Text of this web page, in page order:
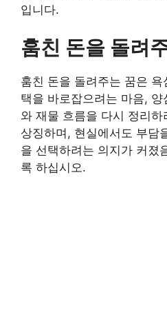
입니다.
훔친 돈을 돌려
훔친 돈을 돌려주는 꿈은
택을 바로잡으려는 마음,
와 재물 흐름을 다시 정리
상징하며, 현실에서도 부담
을 선택하려는 의지가 커졌
록 하십시오.